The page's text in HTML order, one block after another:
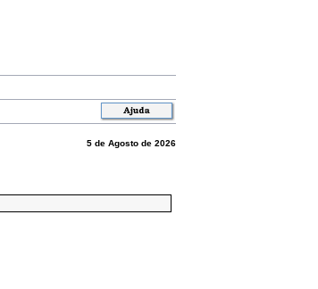
5 de Agosto de 2026